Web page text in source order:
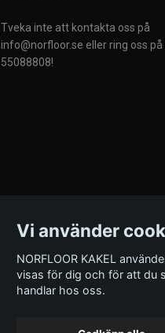
Tveka inte att kontakta oss på
info@norfloor.se eller ring oss på
55088808!
Vi använder
NORFLOOR KAKEL
visas för dig och för att du
handlar hos oss.